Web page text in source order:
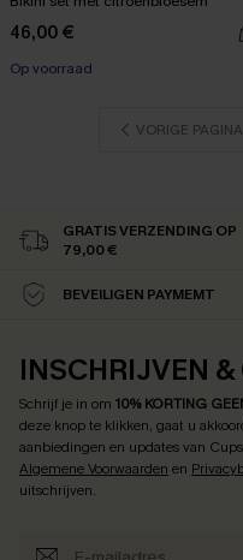
46,00 €
Op voorraad
VORIGE PAGINA
GRATIS VERZENDING OP
79,00 €
BEVEILIGEN PAYMEMT
INSCHRIJVEN
Schrijf je in om 10% KORTING
deze knop te klikken, gaat u
aanbiedingen en updates van
Algemene Voorwaarden en
uitschrijven.